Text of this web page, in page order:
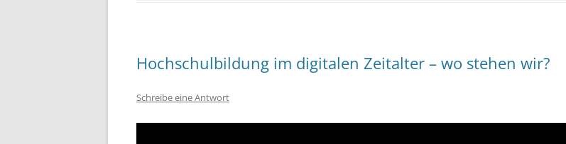
Hochschulbildung im digitalen Zeitalter – wo stehen wir?
Schreibe eine Antwort